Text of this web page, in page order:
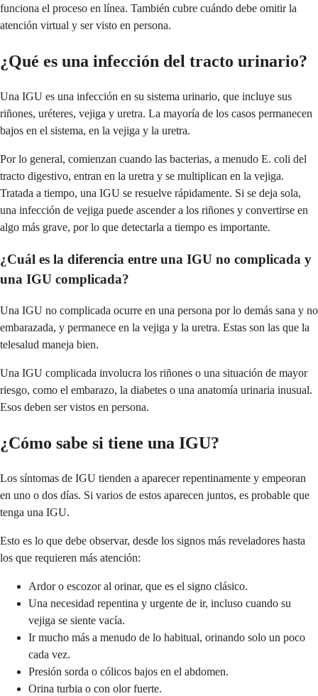
funciona el proceso en línea. También cubre cuándo debe omitir la
atención virtual y ser visto en persona.
¿Qué es una infección del tracto urinario?
Una IGU es una infección en su sistema urinario, que incluye sus
riñones, uréteres, vejiga y uretra. La mayoría de los casos permanecen
bajos en el sistema, en la vejiga y la uretra.
Por lo general, comienzan cuando las bacterias, a menudo E. coli del
tracto digestivo, entran en la uretra y se multiplican en la vejiga.
Tratada a tiempo, una IGU se resuelve rápidamente. Si se deja sola,
una infección de vejiga puede ascender a los riñones y convertirse en
algo más grave, por lo que detectarla a tiempo es importante.
¿Cuál es la diferencia entre una IGU no complicada y
una IGU complicada?
Una IGU no complicada ocurre en una persona por lo demás sana y no
embarazada, y permanece en la vejiga y la uretra. Estas son las que la
telesalud maneja bien.
Una IGU complicada involucra los riñones o una situación de mayor
riesgo, como el embarazo, la diabetes o una anatomía urinaria inusual.
Esos deben ser vistos en persona.
¿Cómo sabe si tiene una IGU?
Los síntomas de IGU tienden a aparecer repentinamente y empeoran
en uno o dos días. Si varios de estos aparecen juntos, es probable que
tenga una IGU.
Esto es lo que debe observar, desde los signos más reveladores hasta
los que requieren más atención:
Ardor o escozor al orinar, que es el signo clásico.
Una necesidad repentina y urgente de ir, incluso cuando su
vejiga se siente vacía.
Ir mucho más a menudo de lo habitual, orinando solo un poco
cada vez.
Presión sorda o cólicos bajos en el abdomen.
Orina turbia o con olor fuerte.